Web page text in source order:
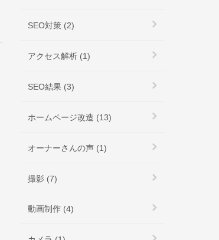
SEO対策 (2)
アクセス解析 (1)
SEO結果 (3)
ホームページ改造 (13)
オーナーさんの声 (1)
撮影 (7)
動画制作 (4)